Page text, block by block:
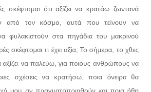
σκέφτομαι ότι αξίζει να κρατάω ζωντανά
από τον κόσμο, αυτά που τείνουν να
φυλακιστούν στα πηγάδια του μακρινού
σκέφτομαι τι έχει αξία; Το σήμερα, το χθες
αξίζει να παλεύω, για ποιους ανθρώπους να
σχέσεις να κρατήσω, ποια όνειρα θα